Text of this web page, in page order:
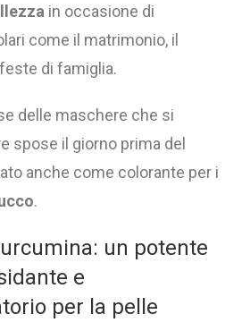
in occasione di
come il matrimonio, il
di famiglia.
delle maschere che si
spose il giorno prima del
anche come colorante per i
.
un potente
e
per la pelle